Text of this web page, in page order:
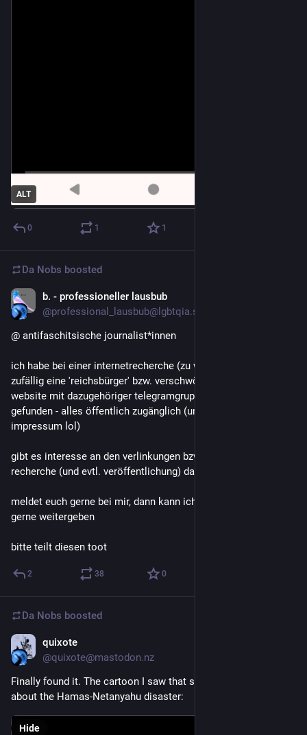
ALT
0 1 1
Da Nobs boosted
b. - professioneller lausbub
@professional_lausbub@lgbtqia.space
@ antifaschitsische journalist*innen
ich habe bei einer internetrecherche (zu was völlig anderm)
zufällig eine 'reichsbürger' bzw. verschwörungsideologie-
website mit dazugehöriger telegramgruppe und shop
gefunden - alles öffentlich zugänglich (und teilweise ohne
impressum lol)
gibt es interesse an den verlinkungen bzw. an der weiterem
recherche (und evtl. veröffentlichung) dazu?
meldet euch gerne bei mir, dann kann ich die verlinkungen
gerne weitergeben
bitte teilt diesen toot
2 38 0
Da Nobs boosted
quixote
@quixote@mastodon.nz
Finally found it. The cartoon I saw that summarizes my feeling
about the Hamas-Netanyahu disaster:
Hide